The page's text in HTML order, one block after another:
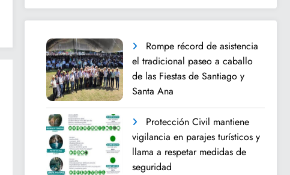
Rompe récord de asistencia
el tradicional paseo a caballo
de las Fiestas de Santiago y
Santa Ana
Protección Civil mantiene
vigilancia en parajes turísticos y
llama a respetar medidas de
seguridad